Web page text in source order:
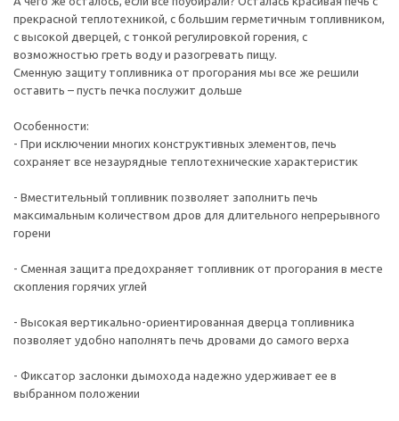
прекрасной теплотехникой, с большим герметичным топливником,
с высокой дверцей, с тонкой регулировкой горения, с
возможностью греть воду и разогревать пищу.
Сменную защиту топливника от прогорания мы все же решили
оставить – пусть печка послужит дольше
Особенности:
- При исключении многих конструктивных элементов, печь
сохраняет все незаурядные теплотехнические характеристик
- Вместительный топливник позволяет заполнить печь
максимальным количеством дров для длительного непрерывного
горени
- Сменная защита предохраняет топливник от прогорания в месте
скопления горячих углей
- Высокая вертикально-ориентированная дверца топливника
позволяет удобно наполнять печь дровами до самого верха
- Фиксатор заслонки дымохода надежно удерживает ее в
выбранном положении